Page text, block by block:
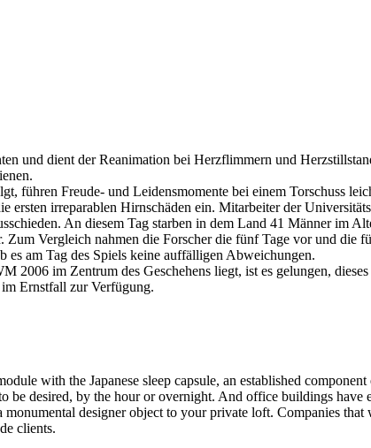
und dient der Reanimation bei Herzflimmern und
führen Freude- und Leidensmomente bei einem Torschuss
ersten irreparablen Hirnschäden ein. Mitarbeiter der
An diesem Tag starben in dem Land 41 Männer im
Vergleich nahmen die Forscher die fünf Tage vor und die
es am Tag des Spiels keine auffälligen Abweichungen.
2006 im Zentrum des Geschehens liegt, ist es gelungen,
Ernstfall zur Verfügung.
with the Japanese sleep capsule, an established
desired, by the hour or overnight. And office buildings have
designer object to your private loft. Companies
clients.